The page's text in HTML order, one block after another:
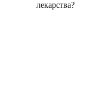
лекарства?